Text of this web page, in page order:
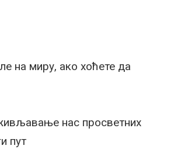
на миру, ако хоћете да
нас просветних
пут